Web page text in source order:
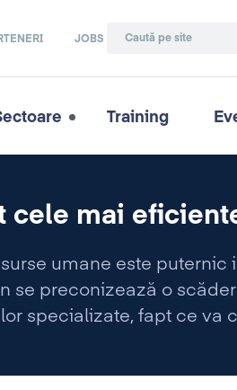
JOBS
Training
cele mai
umane este puternic
se preconizează o
specializate, fapt ce va